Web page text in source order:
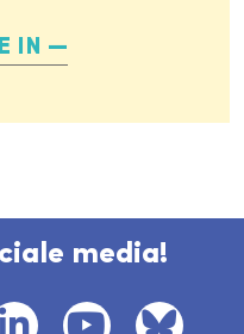
IN
media!